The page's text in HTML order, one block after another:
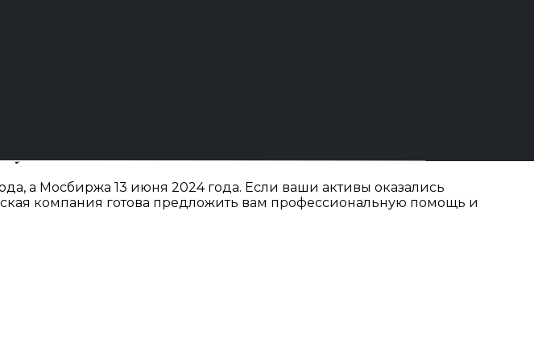
в OFAC
а Мосбиржа 13 июня 2024 года. Если ваши активы оказались
компания готова предложить вам профессиональную помощь и